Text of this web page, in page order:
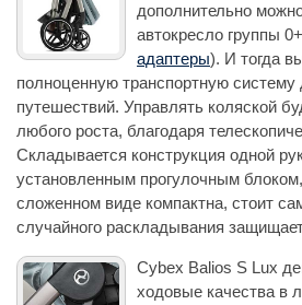
дополнительно
автокресло группы
адаптеры). И тогда
полноценную транспортную
путешествий. Управлять коляской
любого роста, благодаря
Складывается конструкция одной
установленным прогулочным
сложенном виде компактна, стоит
случайного раскладывания
Cybex Balios S Lux
ходовые качества в